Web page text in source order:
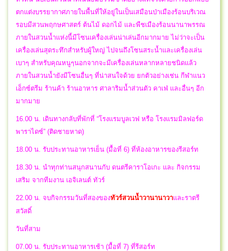
ตกแต่งบรรยากาศภายในพื้นที่ให้อยู่ในเป็นเสมือนป่าเมืองร้อนบริเวณ
รอบมีสวนพฤกษศาสตร์ ต้นไม้ ดอกไม้ และพืชเมืองร้อนนานาพรรณ
ภายในสวนน้ำแห่งนี้มีโซนเครื่องเล่นน่าเล่นอีกมากมาย ไม่ว่าจะเป็น
เครื่องเล่นสุดระทึกสำหรับผู้ใหญ่ ไปจนถึงโซนสระน้ำและเครื่องเล่น
เบาๆ สำหรับคุณหนูๆนอกจากจะมีเครื่องเล่นหลากหลายชนิดแล้ว
ภายในสวนน้ำยังมีโซนอื่นๆ ที่น่าสนใจด้วย ยกตัวอย่างเช่น กีฬาแนว
เอ็กซ์ตรีม ร้านค้า ร้านอาหาร ศาลาริมน้ำส่วนตัว คาเฟ่ และอื่นๆ อีก
มากมาย
16.00 น. เดินทางกลับที่พักที่ “โรงแรมบูลเวฟ หรือ โรงแรมมิลฟอร์ด
พาราไดซ์” (ติดชายหาด)
18.00 น. รับประทานอาหารเย็น (มื้อที่ 6) ที่ห้องอาหารของรีสอร์ท
18.30 น. นำทุกท่านสนุกสนานกับ ดนตรีคาราโอเกะ และ กิจกรรม
เสริม จากทีมงาน เอจิเลนต์ ทัวร์
22.00 น. จบกิจกรรมวันที่สองของทัวร์สวนน้ำวานานาวาและราตรี
สวัสดิ์
วันที่สาม
07.00 น. รับประทานอาหารเช้า (มื้อที่ 7) ที่รีสอร์ท